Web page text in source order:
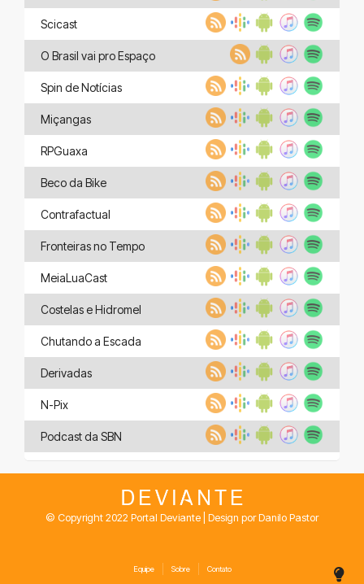
Scicast
O Brasil vai pro Espaço
Spin de Notícias
Miçangas
RPGuaxa
Beco da Bike
Contrafactual
Fronteiras no Tempo
MeiaLuaCast
Costelas e Hidromel
Chutando a Escada
Derivadas
N-Pix
Podcast da SBN
© Copyright 2022 Portal Deviante | Design por Danilo Pastor
Equipe Sobre Contato